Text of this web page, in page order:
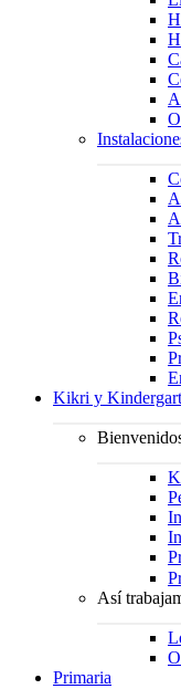
Kikri y
Así
Primaria